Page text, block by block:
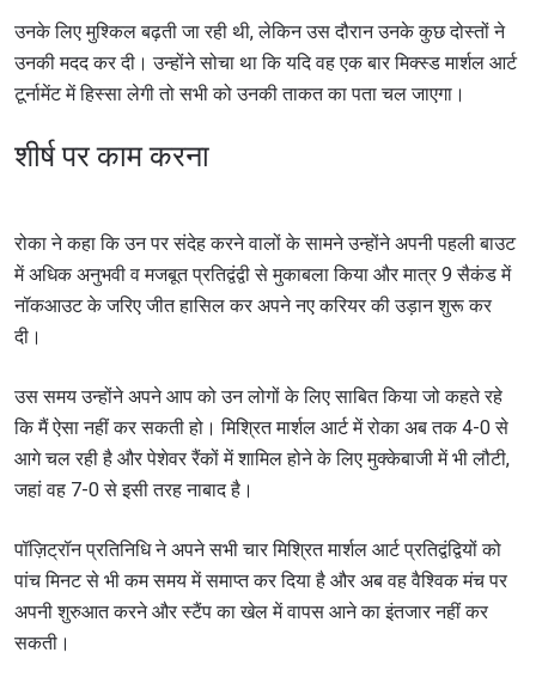
उनके लिए मुश्किल बढ़ती जा रही थी, लेकिन उस दौरान उनके कुछ दोस्तों ने
उनकी मदद कर दी। उन्होंने सोचा था कि यदि वह एक बार मिक्स्ड मार्शल आर्ट
टूर्नामेंट में हिस्सा लेगी तो सभी को उनकी ताकत का पता चल जाएगा।
शीर्ष पर काम करना
रोका ने कहा कि उन पर संदेह करने वालों के सामने उन्होंने अपनी पहली बाउट
में अधिक अनुभवी व मजबूत प्रतिद्वंद्वी से मुकाबला किया और मात्र 9 सैकंड में
नॉकआउट के जरिए जीत हासिल कर अपने नए करियर की उड़ान शुरू कर
दी।
उस समय उन्होंने अपने आप को उन लोगों के लिए साबित किया जो कहते रहे
कि मैं ऐसा नहीं कर सकती हो। मिश्रित मार्शल आर्ट में रोका अब तक 4-0 से
आगे चल रही है और पेशेवर रैंकों में शामिल होने के लिए मुक्केबाजी में भी लौटी,
जहां वह 7-0 से इसी तरह नाबाद है।
पॉज़िट्रॉन प्रतिनिधि ने अपने सभी चार मिश्रित मार्शल आर्ट प्रतिद्वंद्वियों को
पांच मिनट से भी कम समय में समाप्त कर दिया है और अब वह वैश्विक मंच पर
अपनी शुरुआत करने और स्टैंप का खेल में वापस आने का इंतजार नहीं कर
सकती।